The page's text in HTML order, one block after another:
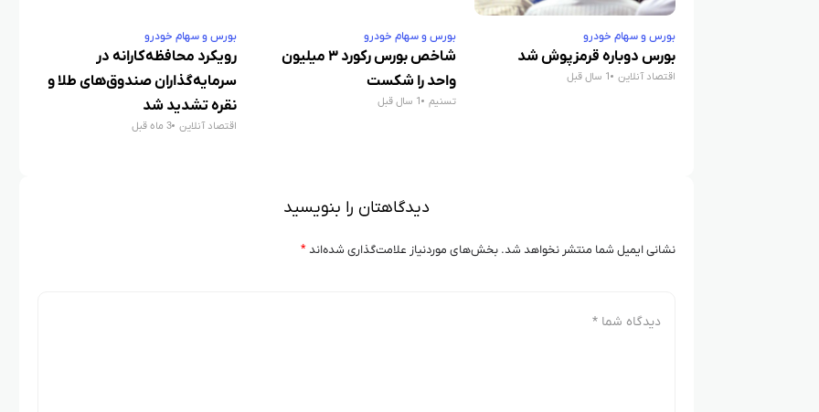
بورس و سهام خودرو
بورس دوباره قرمزپوش شد
اقتصاد آنلاین 1 سال قبل
بورس و سهام خودرو
شاخص بورس رکورد ۳ میلیون
واحد را شکست
تسنیم 1 سال قبل
بورس و سهام خودرو
رویکرد محافظه‌کارانه در
سرمایه‌گذاران صندوق‌های طلا و
نقره تشدید شد
اقتصاد آنلاین 3 ماه قبل
دیدگاهتان را بنویسید
نشانی ایمیل شما منتشر نخواهد شد. بخش‌های موردنیاز علامت‌گذاری شده‌اند*